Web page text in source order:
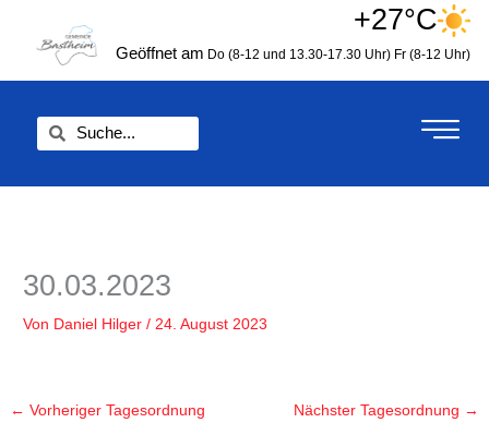
springen
+27°C
Geöffnet am Do (8-12 und 13.30-17.30 Uhr) Fr (8-12 Uhr)
30.03.2023
Von Daniel Hilger/ 24. August 2023
← Vorheriger Tagesordnung Nächster Tagesordnung →